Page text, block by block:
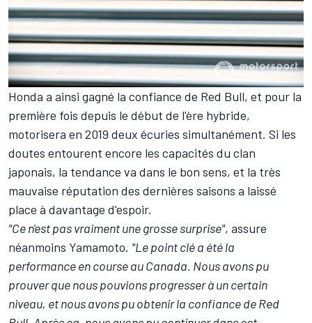
Honda a ainsi gagné la confiance de Red Bull, et pour la
première fois depuis le début de l'ère hybride,
motorisera en 2019 deux écuries simultanément. Si les
doutes entourent encore les capacités du clan
japonais, la tendance va dans le bon sens, et la très
mauvaise réputation des dernières saisons a laissé
place à davantage d'espoir.
"Ce n'est pas vraiment une grosse surprise", assure
néanmoins Yamamoto. "Le point clé a été la
performance en course au Canada. Nous avons pu
prouver que nous pouvions progresser à un certain
niveau, et nous avons pu obtenir la confiance de Red